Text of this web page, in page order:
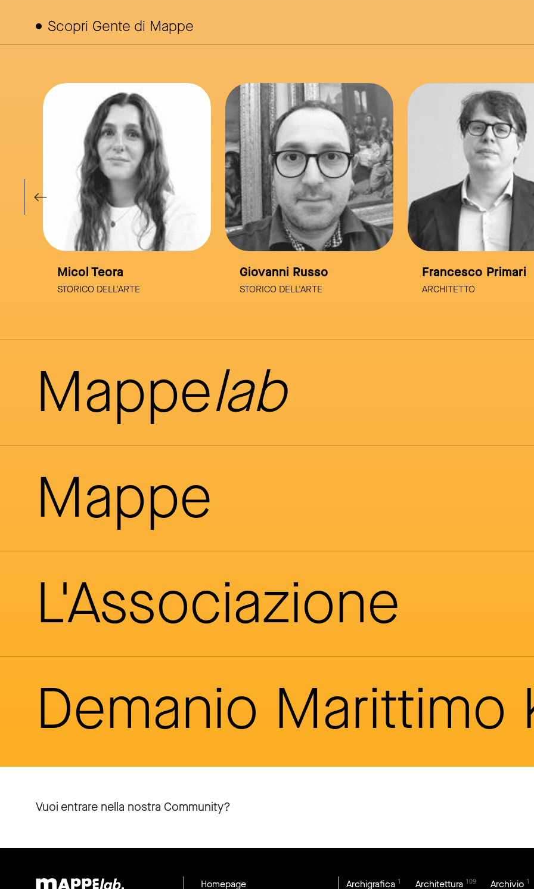
Scopri Gente di Mappe
Micol Teora
STORICO DELL'ARTE
Giovanni Russo
STORICO DELL'ARTE
Francesco Primari
ARCHITETTO
link to page link to page
Mappelab
Mappe
L'Associazione
Demanio Marittimo
Vuoi entrare nella nostra Community?
Homepage Archigrafica 1 Architettura 109 Archivio 1